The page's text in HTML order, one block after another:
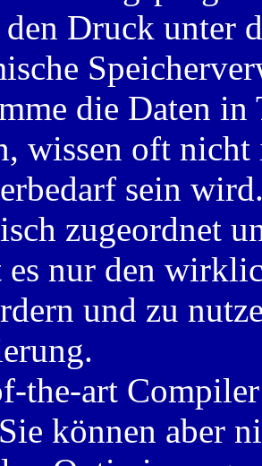
den Druck unter
die Daten
wissen oft
sein
zugeordnet
es nur den
und zu
the-art
können aber